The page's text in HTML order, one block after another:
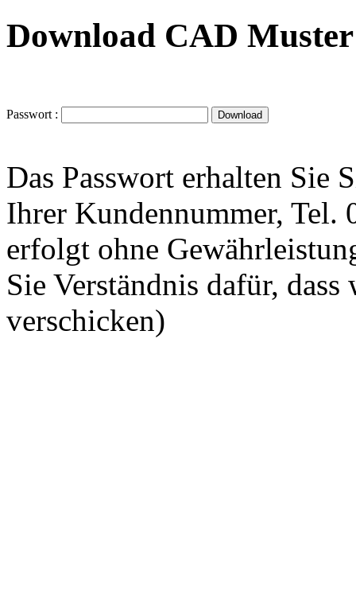
Download CAD
Passwort :
Das Passwort erhalten Sie
Ihrer Kundennummer, Tel.
erfolgt ohne
Sie Verständnis dafür,
verschicken)